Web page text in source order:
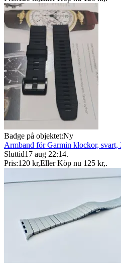
Badge på objektet:Ny
Armband för Garmin klockor,
Sluttid17 aug 22:14.
Pris:120 kr,Eller Köp nu 125 kr,.